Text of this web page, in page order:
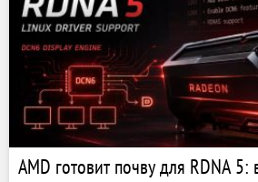
AMD готовит почву для RDNA